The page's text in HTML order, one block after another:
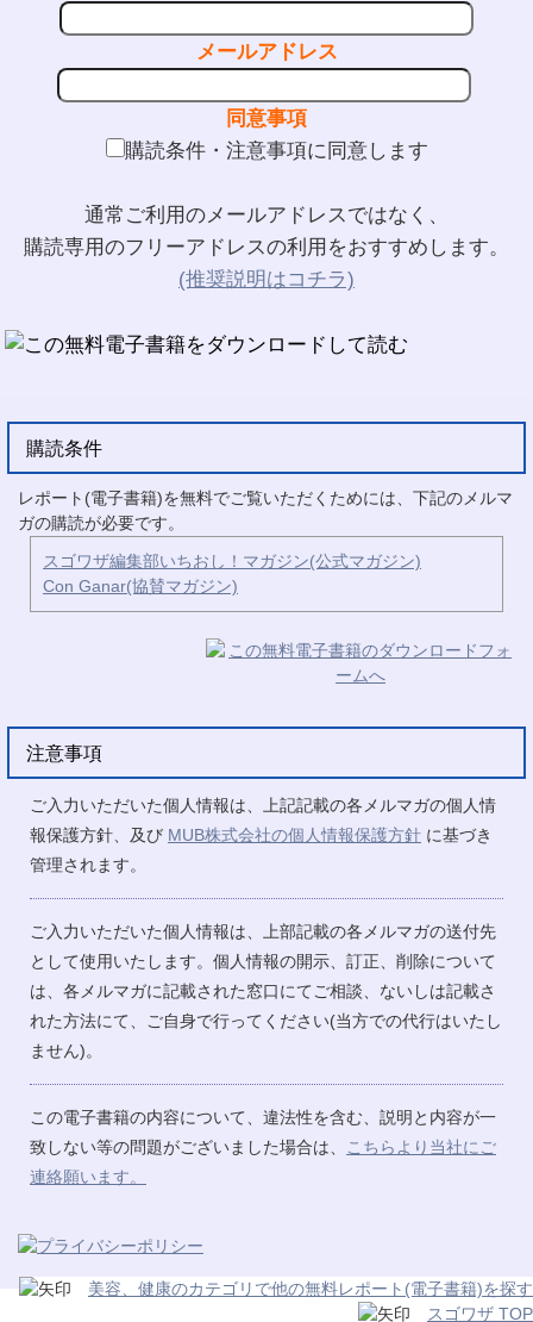
メールアドレス
同意事項
購読条件・注意事項に同意します
通常ご利用のメールアドレスではなく、
購読専用のフリーアドレスの利用をおすすめします。
(推奨説明はコチラ)
購読条件
レポート(電子書籍)を無料でご覧いただくためには、下記のメルマ
ガの購読が必要です。
スゴワザ編集部いちおし！マガジン(公式マガジン)
Con Ganar(協賛マガジン)
注意事項
ご入力いただいた個人情報は、上記記載の各メルマガの個人情
報保護方針、及び MUB株式会社の個人情報保護方針 に基づき
管理されます。
ご入力いただいた個人情報は、上部記載の各メルマガの送付先
として使用いたします。個人情報の開示、訂正、削除について
は、各メルマガに記載された窓口にてご相談、ないしは記載さ
れた方法にて、ご自身で行ってください(当方での代行はいたし
ません)。
この電子書籍の内容について、違法性を含む、説明と内容が一
致しない等の問題がございました場合は、
こちらより当社にご
連絡願います。
美容、健康のカテゴリで他の無料レポート(電子書籍)を探す
スゴワザ TOP